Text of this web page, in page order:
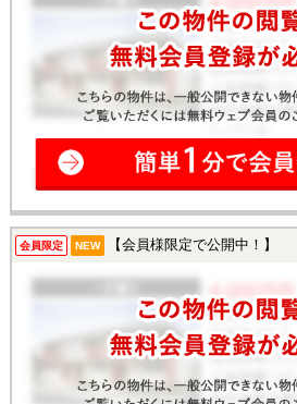
会員限定 NEW 【会員様限定で公開中！】